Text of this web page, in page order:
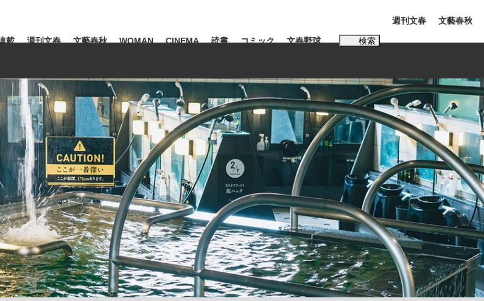
表監督に... 「最悪の空気のまま解散」WBC日本代表“敗戦”の真実 選手が明かす...
私のあのとき、私のいま
載 週刊文春 文藝春秋 WOMAN CINEMA 読書 コミック 文春野球 検索
覧
苗 #後藤真希 #森岡毅 #城彰二 #内田有紀
#松田聖子
週刊文春 文藝春秋